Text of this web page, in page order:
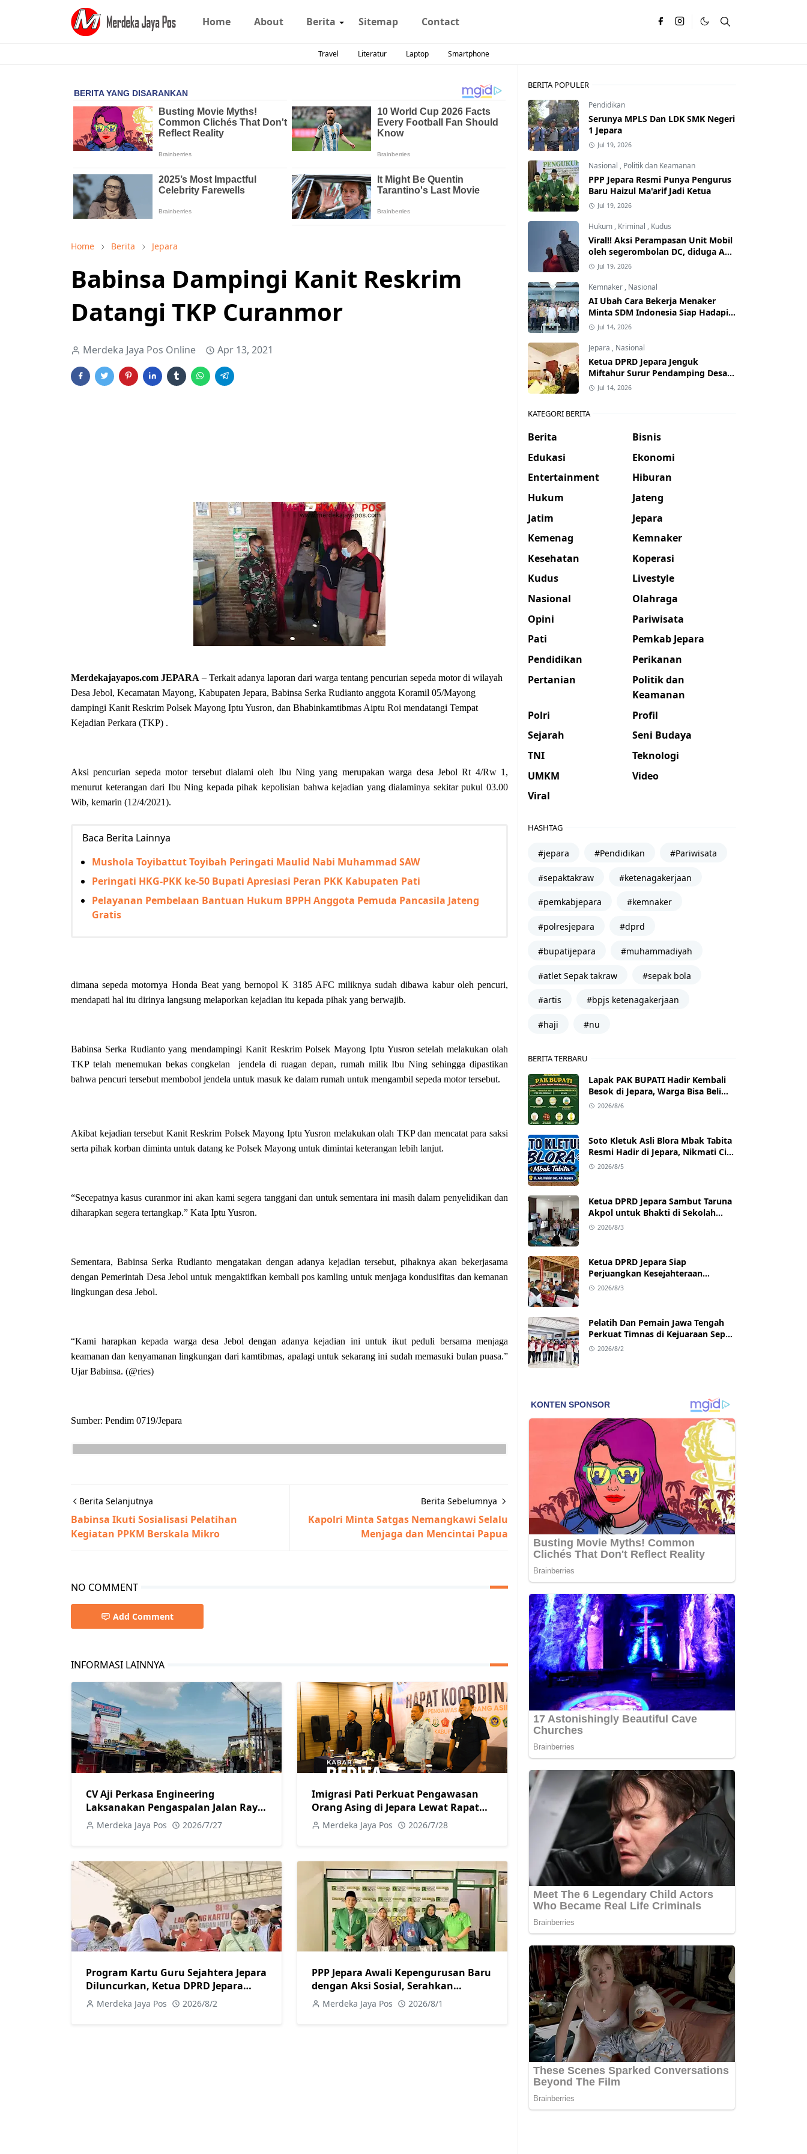
Home About Berita Sitemap Contact
Travel Literatur Laptop Smartphone
Home Berita Jepara
Babinsa Dampingi Kanit Reskrim
Datangi TKP Curanmor
Merdeka Jaya Pos Online Apr 13, 2021
Merdekajayapos.com JEPARA – Terkait adanya laporan dari warga tentang pencurian sepeda motor di wilayah
Desa Jebol, Kecamatan Mayong, Kabupaten Jepara, Babinsa Serka Rudianto anggota Koramil 05/Mayong
dampingi Kanit Reskrim Polsek Mayong Iptu Yusron, dan Bhabinkamtibmas Aiptu Roi mendatangi Tempat
Kejadian Perkara (TKP) .
Aksi pencurian sepeda motor tersebut dialami oleh Ibu Ning yang merupakan warga desa Jebol Rt 4/Rw 1,
menurut keterangan dari Ibu Ning kepada pihak kepolisian bahwa kejadian yang dialaminya sekitar pukul 03.00
Wib, kemarin (12/4/2021).
Baca Berita Lainnya
Mushola Toyibattut Toyibah Peringati Maulid Nabi Muhammad SAW
Peringati HKG-PKK ke-50 Bupati Apresiasi Peran PKK Kabupaten Pati
Pelayanan Pembelaan Bantuan Hukum BPPH Anggota Pemuda Pancasila Jateng
Gratis
dimana sepeda motornya Honda Beat yang bernopol K 3185 AFC miliknya sudah dibawa kabur oleh pencuri,
mendapati hal itu dirinya langsung melaporkan kejadian itu kepada pihak yang berwajib.
Babinsa Serka Rudianto yang mendampingi Kanit Reskrim Polsek Mayong Iptu Yusron setelah melakukan olah
TKP telah menemukan bekas congkelan jendela di ruagan depan, rumah milik Ibu Ning sehingga dipastikan
bahwa pencuri tersebut membobol jendela untuk masuk ke dalam rumah untuk mengambil sepeda motor tersebut.
Akibat kejadian tersebut Kanit Reskrim Polsek Mayong Iptu Yusron melakukan olah TKP dan mencatat para saksi
serta pihak korban diminta untuk datang ke Polsek Mayong untuk dimintai keterangan lebih lanjut.
“Secepatnya kasus curanmor ini akan kami segera tanggani dan untuk sementara ini masih dalam penyelidikan dan
diharapkan segera tertangkap.” Kata Iptu Yusron.
Sementara, Babinsa Serka Rudianto mengatakan dengan adanya kejadian tersebut, pihaknya akan bekerjasama
dengan Pemerintah Desa Jebol untuk mengaktifkan kembali pos kamling untuk menjaga kondusifitas dan kemanan
lingkungan desa Jebol.
“Kami harapkan kepada warga desa Jebol dengan adanya kejadian ini untuk ikut peduli bersama menjaga
keamanan dan kenyamanan lingkungan dari kamtibmas, apalagi untuk sekarang ini sudah memasuki bulan puasa.”
Ujar Babinsa. (@ries)
Sumber: Pendim 0719/Jepara
Berita Selanjutnya
Babinsa Ikuti Sosialisasi Pelatihan
Kegiatan PPKM Berskala Mikro
Berita Sebelumnya
Kapolri Minta Satgas Nemangkawi Selalu
Menjaga dan Mencintai Papua
NO COMMENT
Add Comment
INFORMASI LAINNYA
CV Aji Perkasa Engineering
Laksanakan Pengaspalan Jalan Raya
Kecapi untuk Tingkatkan Kualitas
Infrastruktur
Merdeka Jaya Pos 2026/7/27
Imigrasi Pati Perkuat Pengawasan
Orang Asing di Jepara Lewat Rapat
Koordinasi Tim Pora
Merdeka Jaya Pos 2026/7/28
Program Kartu Guru Sejahtera Jepara
Diluncurkan, Ketua DPRD Jepara
Dukung Kesejahteraan Guru
Merdeka Jaya Pos 2026/8/2
PPP Jepara Awali Kepengurusan Baru
dengan Aksi Sosial, Serahkan
Bantuan Kursi Roda kepada Warga
Merdeka Jaya Pos 2026/8/1
BERITA POPULER
Pendidikan
Serunya MPLS Dan LDK SMK Negeri
1 Jepara
Jul 19, 2026
Nasional , Politik dan Keamanan
PPP Jepara Resmi Punya Pengurus
Baru Haizul Ma'arif Jadi Ketua
Jul 19, 2026
Hukum , Kriminal , Kudus
Viral!! Aksi Perampasan Unit Mobil
oleh segerombolan DC, diduga Ada
Dalangnya
Jul 19, 2026
Kemnaker , Nasional
AI Ubah Cara Bekerja Menaker
Minta SDM Indonesia Siap Hadapi
Dunia Kerja Baru
Jul 14, 2026
Jepara , Nasional
Ketua DPRD Jepara Jenguk
Miftahur Surur Pendamping Desa
yang Sakit
Jul 14, 2026
KATEGORI BERITA
Berita
Bisnis
Edukasi
Ekonomi
Entertainment
Hiburan
Hukum
Jateng
Jatim
Jepara
Kemenag
Kemnaker
Kesehatan
Koperasi
Kudus
Livestyle
Nasional
Olahraga
Opini
Pariwisata
Pati
Pemkab Jepara
Pendidikan
Perikanan
Pertanian
Politik dan
Keamanan
Polri
Profil
Sejarah
Seni Budaya
TNI
Teknologi
UMKM
Video
Viral
HASHTAG
#jepara #Pendidikan #Pariwisata
#sepaktakraw #ketenagakerjaan
#pemkabjepara #kemnaker
#polresjepara #dprd
#bupatijepara #muhammadiyah
#atlet Sepak takraw #sepak bola
#artis #bpjs ketenagakerjaan
#haji #nu
BERITA TERBARU
Lapak PAK BUPATI Hadir Kembali
Besok di Jepara, Warga Bisa Beli
Beras hingga Minyak Goreng
2026/8/6
Soto Kletuk Asli Blora Mbak Tabita
Resmi Hadir di Jepara, Nikmati Cita
Rasa Autentik Mulai Rp10 Ribu
2026/8/5
Ketua DPRD Jepara Sambut Taruna
Akpol untuk Bhakti di Sekolah
Rakyat Jepara
2026/8/3
Ketua DPRD Jepara Siap
Perjuangkan Kesejahteraan
Satlinmas Jepara
2026/8/3
Pelatih Dan Pemain Jawa Tengah
Perkuat Timnas di Kejuaraan Sepak
takraw Internasional
2026/8/2